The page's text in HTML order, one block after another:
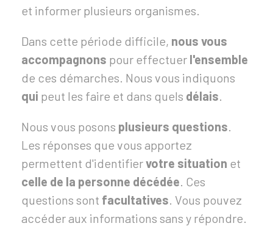
et informer plusieurs organismes.
Dans cette période difficile, nous vous
accompagnons pour effectuer l'ensemble
de ces démarches. Nous vous indiquons
qui peut les faire et dans quels délais.
Nous vous posons plusieurs questions.
Les réponses que vous apportez
permettent d'identifiervotre situation et
celle de la personne décédée. Ces
questions sont facultatives. Vous pouvez
accéder aux informations sans y répondre.